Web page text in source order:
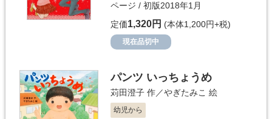
ページ / 初版2018年1月
定価1,320円 (本体1,200円+税)
現在品切中
パンツ いっちょうめ
苅田澄子 作／やぎたみこ 絵
幼児から